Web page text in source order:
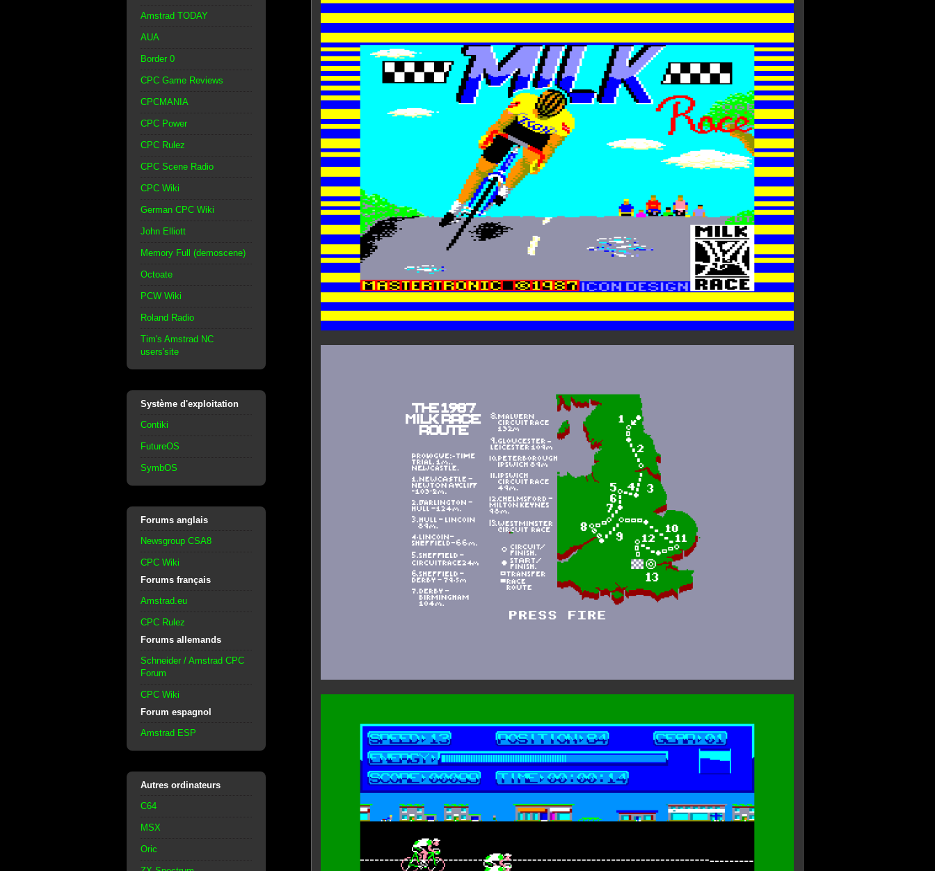
Amstrad TODAY
AUA
Border 0
CPC Game Reviews
CPCMANIA
CPC Power
CPC Rulez
CPC Scene Radio
CPC Wiki
German CPC Wiki
John Elliott
Memory Full (demoscene)
Octoate
PCW Wiki
Roland Radio
Tim's Amstrad NC
users'site
Système d'exploitation
Contiki
FutureOS
SymbOS
Forums anglais
Newsgroup CSA8
CPC Wiki
Forums français
Amstrad.eu
CPC Rulez
Forums allemands
Schneider / Amstrad CPC
Forum
CPC Wiki
Forum espagnol
Amstrad ESP
Autres ordinateurs
C64
MSX
Oric